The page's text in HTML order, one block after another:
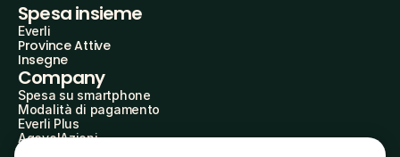
Spesa insieme
Everli
Province Attive
Insegne
Company
Spesa su smartphone
Modalità di pagamento
Everli Plus
AgevolAzioni